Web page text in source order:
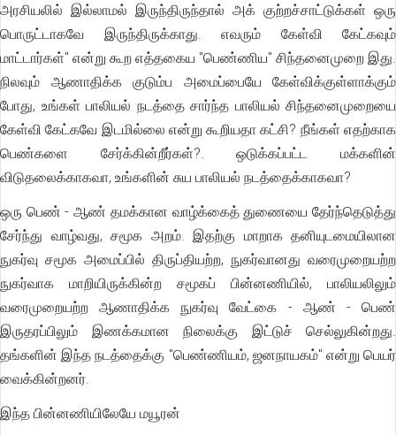
அரசியலில் இல்லாமல் இருந்திருந்தால் அக் குற்றச்சாட்டுக்கள் ஒரு
பொருட்டாகவே இருந்திருக்காது. எவரும் கேள்வி கேட்கவும்
மாட்டார்கள்" என்று கூற எத்தகைய "பெண்ணிய" சிந்தனைமுறை இது.
நிலவும் ஆணாதிக்க குடும்ப அமைப்பையே கேள்விக்குள்ளாக்கும்
போது, உங்கள் பாலியல் நடத்தை சார்ந்த பாலியல் சிந்தனைமுறையை
கேள்வி கேட்கவே இடமில்லை என்று கூறியதா கட்சி? நீங்கள் எதற்காக
பெண்களை சேர்க்கின்றீர்கள்?. ஒடுக்கப்பட்ட மக்களின்
விடுதலைக்காகவா, உங்களின் சுய பாலியல் நடத்தைக்காகவா?
ஒரு பெண் - ஆண் தமக்கான வாழ்க்கைத் துணையை தேர்ந்தெடுத்து
சேர்ந்து வாழ்வது, சமூக அறம். இதற்கு மாறாக தனியுடமையிலான
நுகர்வு சமூக அமைப்பில் திருப்தியற்ற, நுகர்வானது வரைமுறையற்ற
நுகர்வாக மாறியிருக்கின்ற சமூகப் பின்னணியில், பாலியலிலும்
வரைமுறையற்ற ஆணாதிக்க நுகர்வு வேட்கை - ஆண் - பெண்
இருதரப்பிலும் இணக்கமான நிலைக்கு இட்டுச் செல்லுகின்றது.
தங்களின் இந்த நடத்தைக்கு "பெண்ணியம், ஜனநாயகம்" என்று பெயர்
வைக்கின்றனர்.
இந்த பின்னணியிலேயே மயூரன்